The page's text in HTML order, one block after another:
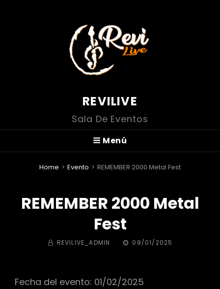
REVILIVE
Sala De Eventos
Menú
Home > Evento > REMEMBER 2000 Metal Fest
REMEMBER 2000 Metal
Fest
BY REVILIVE_ADMIN
PUBLICADA
09/01/2025
Fecha del evento: 01/02/2025